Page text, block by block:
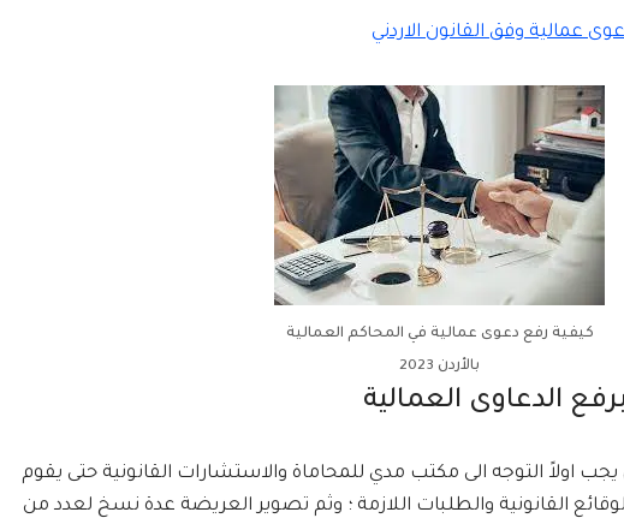
عمالية وفق القانون الاردني
كيفية رفع دعوى عمالية في المحاكم العمالية
بالأردن 2023
الدعاوى العمالية
يجب اولاً التوجه الى مكتب مدي للمحاماة والاستشارات القانونية حتى يقوم
القانونية والطلبات اللازمة ؛ وثم تصوير العريضة عدة نسخ لعدد من